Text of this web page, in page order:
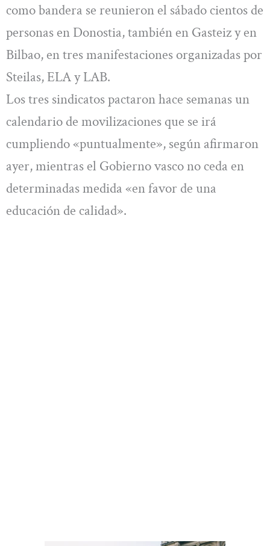
como bandera se reunieron el sábado cientos de
personas en Donostia, también en Gasteiz y en
Bilbao, en tres manifestaciones organizadas por
Steilas, ELA y LAB.
Los tres sindicatos pactaron hace semanas un
calendario de movilizaciones que se irá
cumpliendo «puntualmente», según afirmaron
ayer, mientras el Gobierno vasco no ceda en
determinadas medida «en favor de una
educación de calidad».